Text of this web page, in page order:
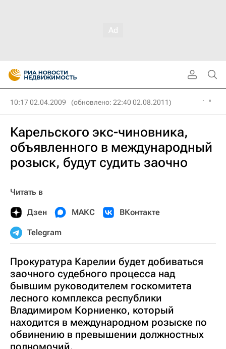
10:17 02.04.2009 (обновлено: 22:40 02.08.2011)
Карельского экс-чиновника,
объявленного в международный
розыск, будут судить заочно
Читать в
Дзен МАКС ВКонтакте
Telegram
Прокуратура Карелии будет добиваться
заочного судебного процесса над
бывшим руководителем госкомитета
лесного комплекса республики
Владимиром Корниенко, который
находится в международном розыске по
обвинению в превышении должностных
полномочий.